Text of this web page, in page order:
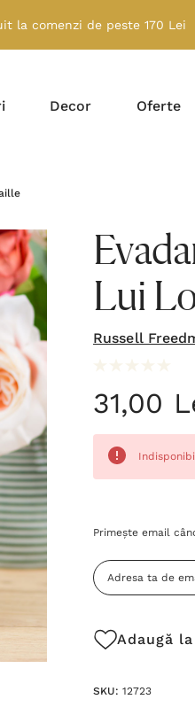
la comenzi de peste 170 Lei
Decor Oferte
Lui
Russell
31,00
Grăbește-
Stocul
curent
Primește email
Adaugă
SKU: 12723